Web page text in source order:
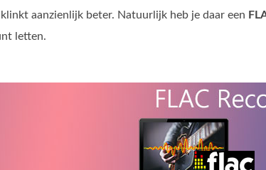
aanzienlijk beter. Natuurlijk heb je daar een
letten.